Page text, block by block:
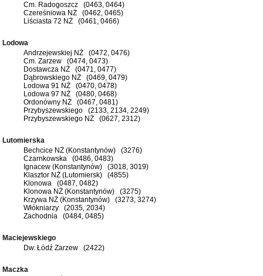
Cm. Radogoszcz (0463, 0464)
Czereśniowa NŻ (0462, 0465)
Liściasta 72 NŻ (0461, 0466)
Lodowa
Andrzejewskiej NŻ (0472, 0476)
Cm. Zarzew (0474, 0473)
Dostawcza NŻ (0471, 0477)
Dąbrowskiego NŻ (0469, 0479)
Lodowa 91 NŻ (0470, 0478)
Lodowa 97 NŻ (0480, 0468)
Ordonówny NŻ (0467, 0481)
Przybyszewskiego (2133, 2134, 2249)
Przybyszewskiego NŻ (0627, 2312)
Lutomierska
Bechcice NŻ (Konstantynów) (3276)
Czarnkowska (0486, 0483)
Ignacew (Konstantynów) (3018, 3019)
Klasztor NŻ (Lutomiersk) (4855)
Klonowa (0487, 0482)
Klonowa NŻ (Konstantynów) (3275)
Krzywa NŻ (Konstantynów) (3273, 3274)
Włókniarzy (2035, 2034)
Zachodnia (0484, 0485)
Maciejewskiego
Dw. Łódź Zarzew (2422)
Maczka